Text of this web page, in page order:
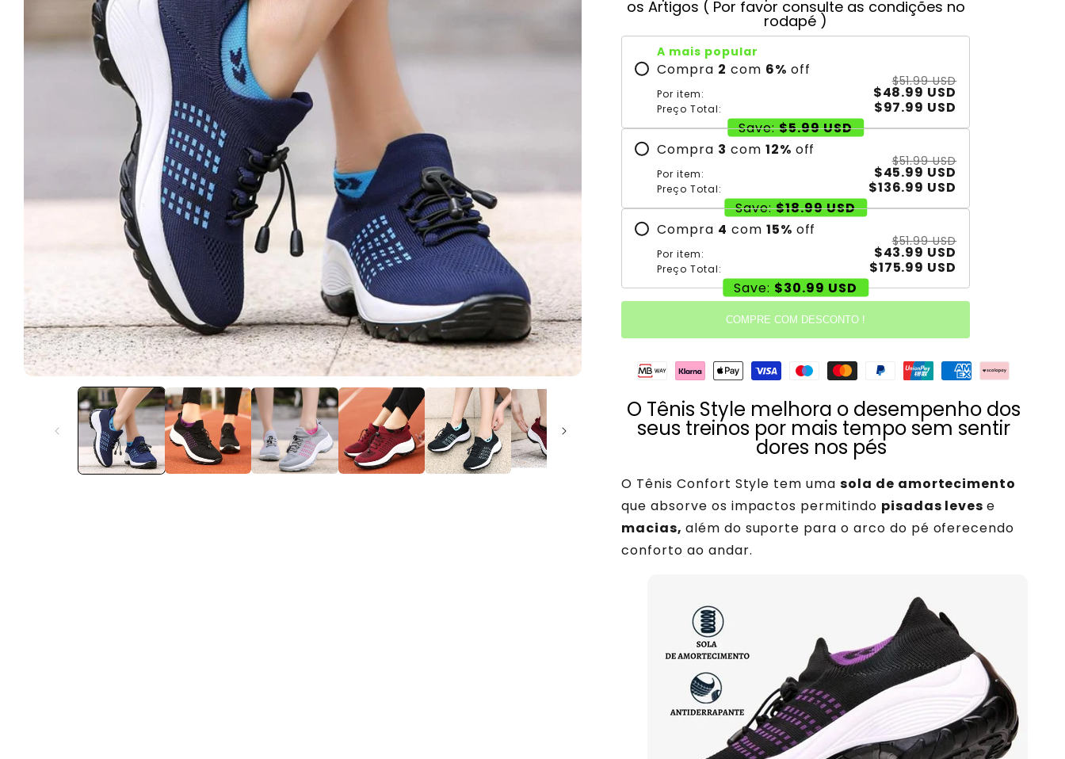
os Artigos ( Por favor consulte as condições no
rodapé )
A mais popular
Compra 2 com 6% off
Por item:
$51.99 USD
$48.99 USD
Preço Total:
$97.99 USD
Save: $5.99 USD
Compra 3 com 12% off
Por item:
$51.99 USD
$45.99 USD
Preço Total:
$136.99 USD
Save: $18.99 USD
Compra 4 com 15% off
Por item:
$51.99 USD
$43.99 USD
Preço Total:
$175.99 USD
Save: $30.99 USD
COMPRE COM DESCONTO !
O Tênis Style melhora o desempenho dos
seus treinos por mais tempo sem sentir
dores nos pés
O Tênis Confort Style tem uma sola de amortecimento
que absorve os impactos permitindo pisadas levese
macias, além do suporte para o arco do pé oferecendo
conforto ao andar.